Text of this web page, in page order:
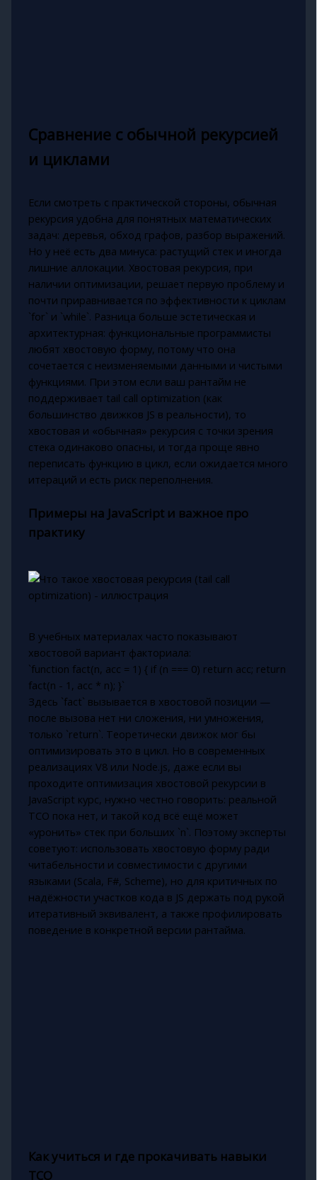
Сравнение с обычной рекурсией
и циклами
Если смотреть с практической стороны, обычная
рекурсия удобна для понятных математических
задач: деревья, обход графов, разбор выражений.
Но у неё есть два минуса: растущий стек и иногда
лишние аллокации. Хвостовая рекурсия, при
наличии оптимизации, решает первую проблему и
почти приравнивается по эффективности к циклам
`for` и `while`. Разница больше эстетическая и
архитектурная: функциональные программисты
любят хвостовую форму, потому что она
сочетается с неизменяемыми данными и чистыми
функциями. При этом если ваш рантайм не
поддерживает tail call optimization (как
большинство движков JS в реальности), то
хвостовая и «обычная» рекурсия с точки зрения
стека одинаково опасны, и тогда проще явно
переписать функцию в цикл, если ожидается много
итераций и есть риск переполнения.
Примеры на JavaScript и важное про
практику
В учебных материалах часто показывают
хвостовой вариант факториала:
`function fact(n, acc = 1) { if (n === 0) return acc; return
fact(n - 1, acc * n); }`
Здесь `fact` вызывается в хвостовой позиции —
после вызова нет ни сложения, ни умножения,
только `return`. Теоретически движок мог бы
оптимизировать это в цикл. Но в современных
реализациях V8 или Node.js, даже если вы
проходите оптимизация хвостовой рекурсии в
JavaScript курс, нужно честно говорить: реальной
TCO пока нет, и такой код всё ещё может
«уронить» стек при больших `n`. Поэтому эксперты
советуют: использовать хвостовую форму ради
читабельности и совместимости с другими
языками (Scala, F#, Scheme), но для критичных по
надёжности участков кода в JS держать под рукой
итеративный эквивалент, а также профилировать
поведение в конкретной версии рантайма.
Как учиться и где прокачивать навыки
TCO